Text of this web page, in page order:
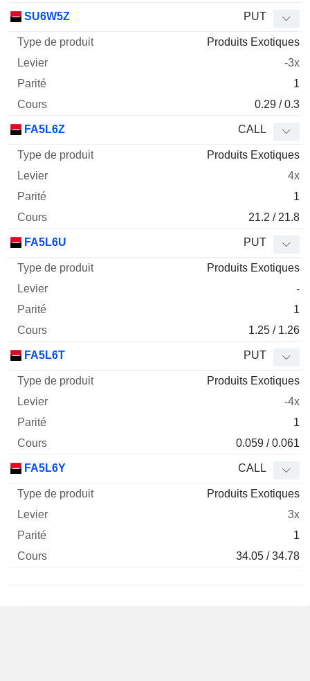
SU6W5Z PUT
Produits Exotiques
-3x
1
0.29 / 0.3
FA5L6Z CALL
Produits Exotiques
4x
1
21.2 / 21.8
FA5L6U PUT
Produits Exotiques
-
1
1.25 / 1.26
FA5L6T PUT
Produits Exotiques
-4x
1
0.059 / 0.061
FA5L6Y CALL
Produits Exotiques
3x
1
34.05 / 34.78